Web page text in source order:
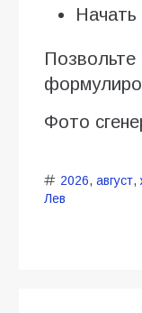
Начать
Позвольте
Фото
2026, август,
Лев